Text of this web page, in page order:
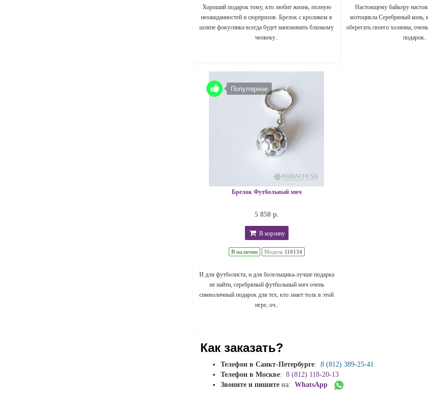
Хороший подарок тому, кто любит жизнь, полную
неожиданностей и сюрпризов. Брелок с кроликом в
шляпе фокусника всегда будет напоминать близкому
чеовеку..
Настоящему байкеру
мотоцикла Серебряный конь,
оберегать своего хозяина,
подарок..
Популярное
Брелок Футбольный мяч
5 850 р.
В корзину
В наличии Модель 110134
И для футболиста, и для болельщика-лучше подарка
не найти, серебряный футбольный мяч очень
символичный подарок для тех, кто знает толк в этой
игре, оч..
Как заказать?
Телефон в Санкт-Петербурге: 8 (812) 389-25-41
Телефон в Москве: 8 (812) 118-20-13
Звоните и пишитена: WhatsApp